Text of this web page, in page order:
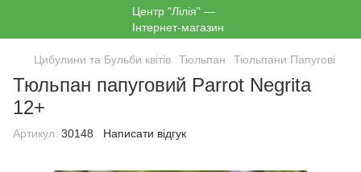
Цибулини та Бульби квітів Тюльпан Тюльпани Папугові
Тюльпан папуговий Parrot Negrita
12+
Артикул: 30148 Написати відгук